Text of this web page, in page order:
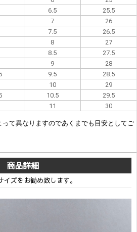
6.5
25.5
7
26
7.5
26.5
8
27
8.5
27.5
9
28
9.5
28.5
10
29
10.5
29.5
11 30
って異なり ますのであくまでも目安としてご
商品詳細
イズをお勧め致します。